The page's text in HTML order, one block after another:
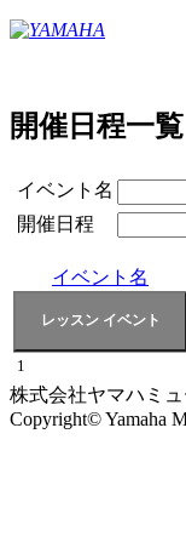
開催日程一覧
イベント名
開催日程
イベント名
1
株式会社ヤマハミ
Copyright© Yamaha